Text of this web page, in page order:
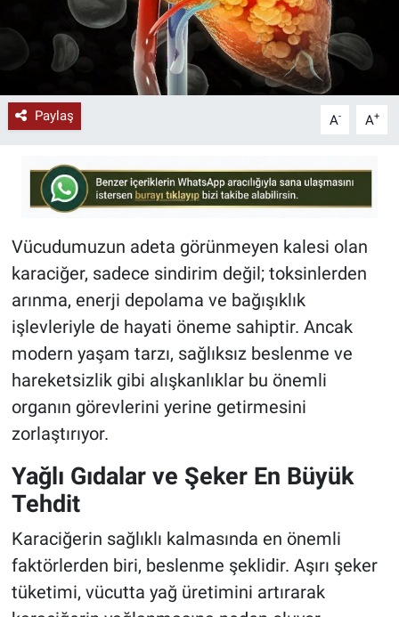
Paylaş A- A+
Vücudumuzun adeta görünmeyen kalesi olan
karaciğer, sadece sindirim değil; toksinlerden
arınma, enerji depolama ve bağışıklık
işlevleriyle de hayati öneme sahiptir. Ancak
modern yaşam tarzı, sağlıksız beslenme ve
hareketsizlik gibi alışkanlıklar bu önemli
organın görevlerini yerine getirmesini
zorlaştırıyor.
Yağlı Gıdalar ve Şeker En Büyük
Tehdit
Karaciğerin sağlıklı kalmasında en önemli
faktörlerden biri, beslenme şeklidir. Aşırı şeker
tüketimi, vücutta yağ üretimini artırarak